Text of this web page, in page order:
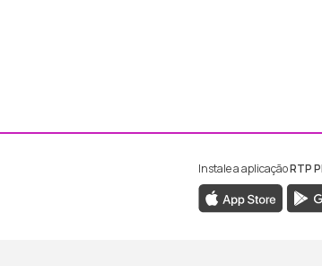
ao Facebook da RTP Madeira
ao Instagram da RTP
Instale a aplicaçãoRTP